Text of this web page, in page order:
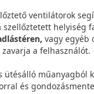
ventilátorok
helyiség
vagy egyéb
a felhasználót.
ütésálló
és